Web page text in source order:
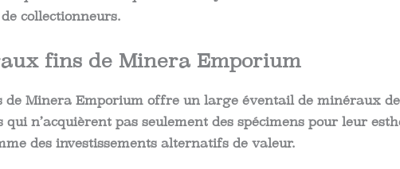
collectionneurs.
fins de Minera Emporium
Minera Emporium offre un large éventail de minéraux
qui n’acquièrent pas seulement des spécimens pour leur
des investissements alternatifs de valeur.